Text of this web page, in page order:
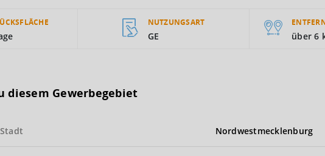
NUTZUNGSART
GE über 6
diesem Gewerbegebiet
Nordwestmecklenburg